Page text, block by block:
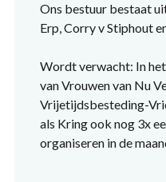
Ons bestuur bestaat
Erp, Corry v Stiphout
Wordt verwacht: In het
van Vrouwen van Nu
Vrijetijdsbesteding-
als Kring ook nog 3x
organiseren in de